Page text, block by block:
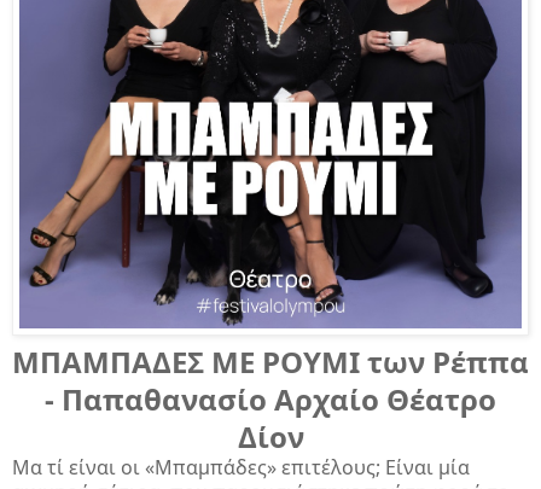
ΜΠΑΜΠΑΔΕΣ ΜΕ ΡΟΥΜΙ των Ρέππα
- Παπαθανασίο Αρχαίο Θέατρο
Δίον
Μα τί είναι οι «Μπαμπάδες» επιτέλους; Είναι μία